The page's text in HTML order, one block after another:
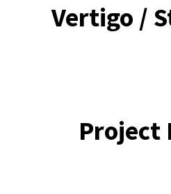
Vertigo /
Project